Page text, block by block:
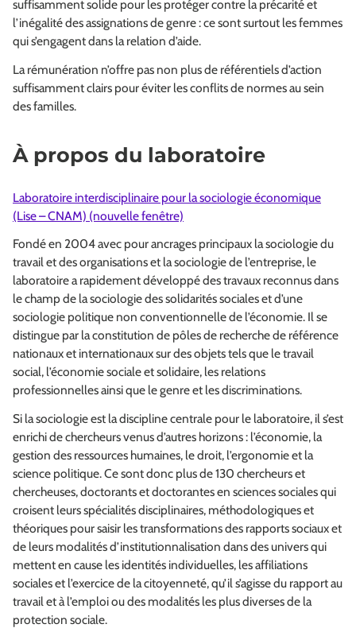
suffisamment solide pour les protéger contre la précarité et
l’inégalité des assignations de genre : ce sont surtout les femmes
qui s’engagent dans la relation d’aide.
La rémunération n’offre pas non plus de référentiels d’action
suffisamment clairs pour éviter les conflits de normes au sein
des familles.
À propos du laboratoire
Laboratoire interdisciplinaire pour la sociologie économique
(Lise – CNAM) (nouvelle fenêtre)
Fondé en 2004 avec pour ancrages principaux la sociologie du
travail et des organisations et la sociologie de l’entreprise, le
laboratoire a rapidement développé des travaux reconnus dans
le champ de la sociologie des solidarités sociales et d’une
sociologie politique non conventionnelle de l’économie. Il se
distingue par la constitution de pôles de recherche de référence
nationaux et internationaux sur des objets tels que le travail
social, l’économie sociale et solidaire, les relations
professionnelles ainsi que le genre et les discriminations.
Si la sociologie est la discipline centrale pour le laboratoire, il s’est
enrichi de chercheurs venus d’autres horizons : l’économie, la
gestion des ressources humaines, le droit, l’ergonomie et la
science politique. Ce sont donc plus de 130 chercheurs et
chercheuses, doctorants et doctorantes en sciences sociales qui
croisent leurs spécialités disciplinaires, méthodologiques et
théoriques pour saisir les transformations des rapports sociaux et
de leurs modalités d’institutionnalisation dans des univers qui
mettent en cause les identités individuelles, les affiliations
sociales et l’exercice de la citoyenneté, qu’il s’agisse du rapport au
travail et à l’emploi ou des modalités les plus diverses de la
protection sociale.